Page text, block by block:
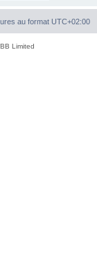
au format UTC+02:00
Limited